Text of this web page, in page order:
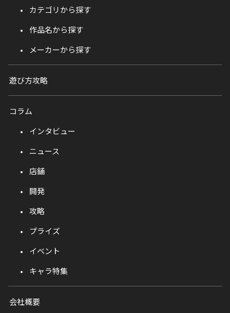
カテゴリから探す
作品名から探す
メーカーから探す
遊び方攻略
コラム
インタビュー
ニュース
店舗
開発
攻略
プライズ
イベント
キャラ特集
会社概要